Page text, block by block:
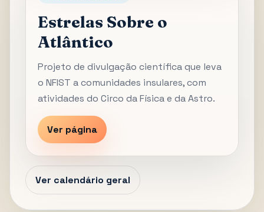
Estrelas Sobre o
Atlântico
Projeto de divulgação científica que leva
o NFIST a comunidades insulares, com
atividades do Circo da Física e da Astro.
Ver página
Ver calendário geral